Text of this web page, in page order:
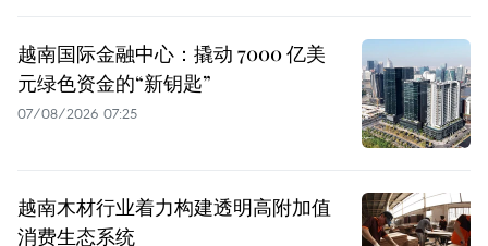
越南国际金融中心：撬动 7000 亿美
元绿色资金的“新钥匙”
07/08/2026 07:25
越南木材行业着力构建透明高附加值
消费生态系统